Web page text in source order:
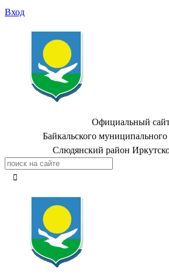
Вход
Официальный
Байкальского муниципального
Слюдянский район